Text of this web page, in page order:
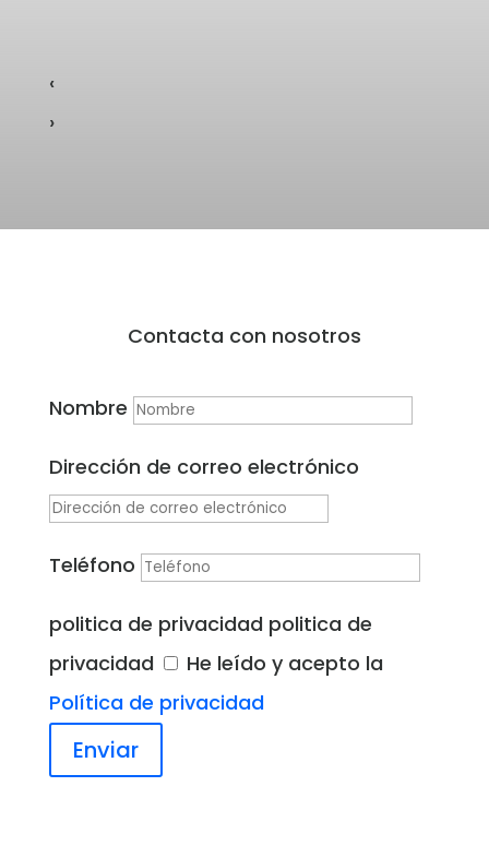
‹
›
Contacta con nosotros
Nombre
Dirección de correo electrónico
Teléfono
politica de privacidad politica de
privacidad
He leído y acepto la
Política de privacidad
Enviar